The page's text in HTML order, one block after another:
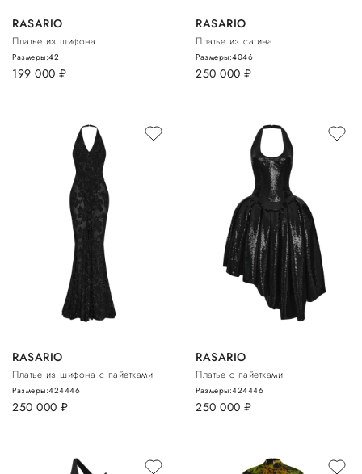
RASARIO
Платье из шифона
199 000 руб.
Размеры:42
RASARIO
Платье из сатина
250 000 руб.
Размеры:4046
RASARIO
Платье из шифона с пайетками
250 000 руб.
Размеры:424446
RASARIO
Платье с пайетками
250 000 руб.
Размеры:424446